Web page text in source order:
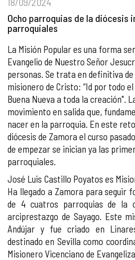
Ocho parroquias de la diócesis
parroquiales
La Misión Popular es una forma
Evangelio de Nuestro Señor
personas. Se trata en definitiva
misionero de Cristo: “Id por todo
Buena Nueva a toda la creación".
movimiento en salida que,
nacer en la parroquia. En este
diócesis de Zamora el curso
de empezar se inician ya las
parroquiales.
José Luis Castillo Poyatos es
Ha llegado a Zamora para seguir
de 4 cuatros parroquias de la
arciprestazgo de Sayago. Este
Andújar y fue criado en
destinado en Sevilla como
Misionero Vicenciano de